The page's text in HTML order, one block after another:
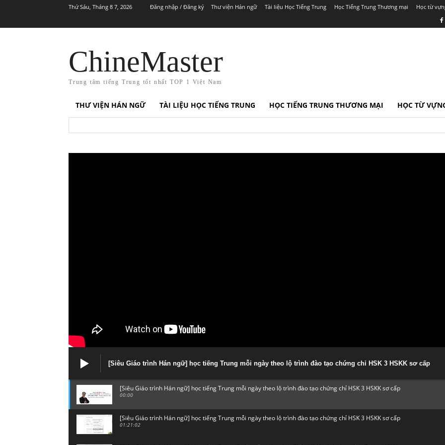
Thứ Sáu, Tháng 8 7, 2026 Đăng nhập / Đăng ký Thư viện Hán ngữ Tài liệu Học Tiếng Trung Học Tiếng Trung Thương mại Học từ
ChineMaster
Trung tâm tiếng Trung tốt nhất TOP 1 Việt Nam
THƯ VIỆN HÁN NGỮ TÀI LIỆU HỌC TIẾNG TRUNG HỌC TIẾNG TRUNG THƯƠNG MẠI HỌC TỪ
[Siêu Giáo trình Hán ngữ] học tiếng Trung mỗi ngày theo lộ trình đào tạo chứng chỉ HSK 3 HSKK sơ cấp
[Siêu Giáo trình Hán ngữ] học tiếng Trung mỗi ngày theo lộ trình đào tạo chứng chỉ HSK 3 HSKK sơ cấp
00:00
[Siêu Giáo trình Hán ngữ] học tiếng Trung mỗi ngày theo lộ trình đào tạo chứng chỉ HSK 3 HSKK sơ cấp
01:21:02